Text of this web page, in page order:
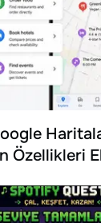
Özellikleri